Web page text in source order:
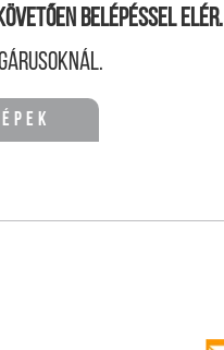
belépéssel elér.